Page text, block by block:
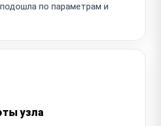
по параметрам и
узла